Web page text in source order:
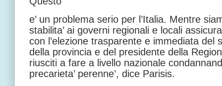
e’ un problema serio per l’Italia. Mentre
stabilita’ ai governi regionali e locali
con l’elezione trasparente e immediata del
della provincia e del presidente della
riusciti a fare a livello nazionale
precarieta’ perenne’, dice Parisis.